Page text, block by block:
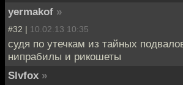
yermakof »
#32 | 10.02.13 10:35
судя по утечкам из тайных
нипрабилы и рикошеты
Slvfox »